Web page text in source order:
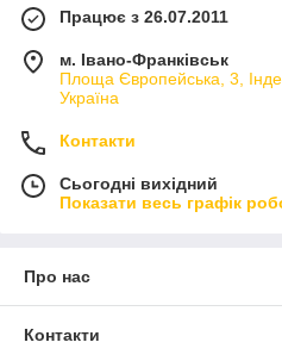
Працює з 26.07.2011
м. Івано-Франківськ
Площа Європейська, 3,
Україна
Контакти
Сьогодні вихідний
Показати весь графік
Про нас
Контакти